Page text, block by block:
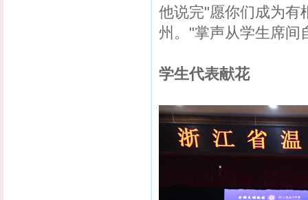
他说完"愿你们成为有
州。"掌声从学生席间
学生代表献花